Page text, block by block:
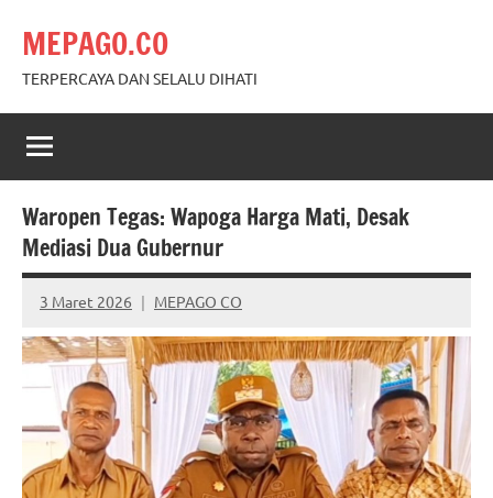
content
MEPAGO.CO
TERPERCAYA DAN SELALU DIHATI
Waropen Tegas: Wapoga Harga Mati, Desak
Mediasi Dua Gubernur
3 Maret 2026 MEPAGO CO
No
comments